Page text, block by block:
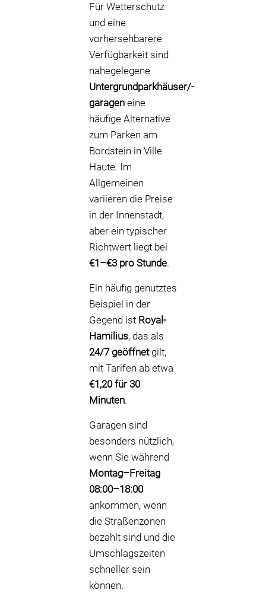
Für Wetterschutz
und eine
vorhersehbarere
Verfügbarkeit sind
nahegelegene
Untergrundparkhäuser/-
garagen eine
häufige Alternative
zum Parken am
Bordstein in Ville
Haute. Im
Allgemeinen
variieren die Preise
in der Innenstadt,
aber ein typischer
Richtwert liegt bei
€1–€3 pro Stunde.
Ein häufig genutztes
Beispiel in der
Gegend ist Royal-
Hamilius, das als
24/7 geöffnetgilt,
mit Tarifen ab etwa
€1,20 für 30
Minuten.
Garagen sind
besonders nützlich,
wenn Sie während
Montag–Freitag
08:00–18:00
ankommen, wenn
die Straßenzonen
bezahlt sind und die
Umschlagszeiten
schneller sein
können.